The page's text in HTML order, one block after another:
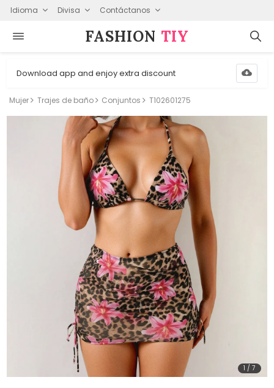
Idioma Divisa Contáctanos
FASHION⁠ TIY
Download app and enjoy extra discount
Mujer Trajes de baño Conjuntos T102601275
1 /7